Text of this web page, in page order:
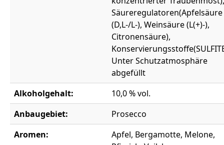
Säureregulatoren(Apfelsäure
(D,L-/L-), Weinsäure (L(+)-),
Citronensäure),
Unter Schutzatmosphäre
abgefüllt
Alkoholgehalt:
10,0 % vol.
Anbaugebiet:
Prosecco
Aromen:
Apfel, Bergamotte, Melone,